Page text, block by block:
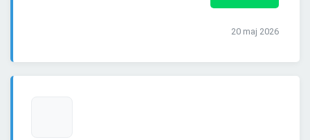
20 maj 2026